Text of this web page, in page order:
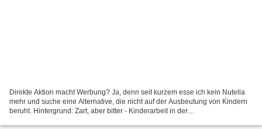
Direkte Aktion macht Werbung? Ja, denn seit kurzem esse ich kein Nutella
mehr und suche eine Alternative, die nicht auf der Ausbeutung von Kindern
beruht. Hintergrund: Zart, aber bitter - Kinderarbeit in der